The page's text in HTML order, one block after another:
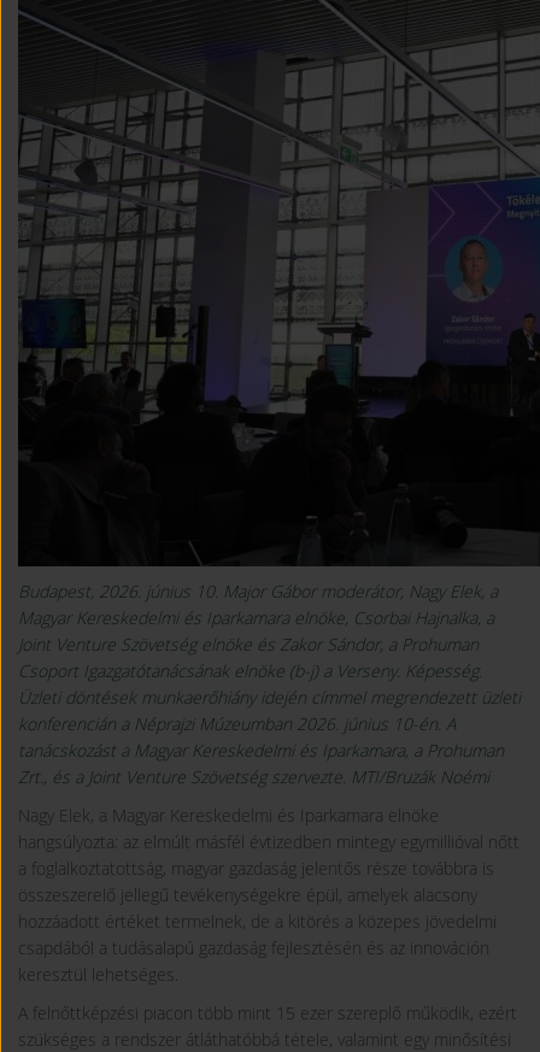
Budapest, 2026. június 10. Major Gábor moderátor, Nagy Elek, a
Magyar Kereskedelmi és Iparkamara elnöke, Csorbai Hajnalka, a
Joint Venture Szövetség elnöke és Zakor Sándor, a Prohuman
Csoport Igazgatótanácsának elnöke (b-j) a Verseny. Képesség.
Üzleti döntések munkaerőhiány idején címmel megrendezett üzleti
konferencián a Néprajzi Múzeumban 2026. június 10-én. A
tanácskozást a Magyar Kereskedelmi és Iparkamara, a Prohuman
Zrt., és a Joint Venture Szövetség szervezte. MTI/Bruzák Noémi
Nagy Elek, a Magyar Kereskedelmi és Iparkamara elnöke
hangsúlyozta: az elmúlt másfél évtizedben mintegy egymillióval nőtt
a foglalkoztatottság, magyar gazdaság jelentős része továbbra is
összeszerelő jellegű tevékenységekre épül, amelyek alacsony
hozzáadott értéket termelnek, de a kitörés a közepes jövedelmi
csapdából a tudásalapú gazdaság fejlesztésén és az innováción
keresztül lehetséges.
A felnőttképzési piacon több mint 15 ezer szereplő működik, ezért
szükséges a rendszer átláthatóbbá tétele, valamint egy minősítési